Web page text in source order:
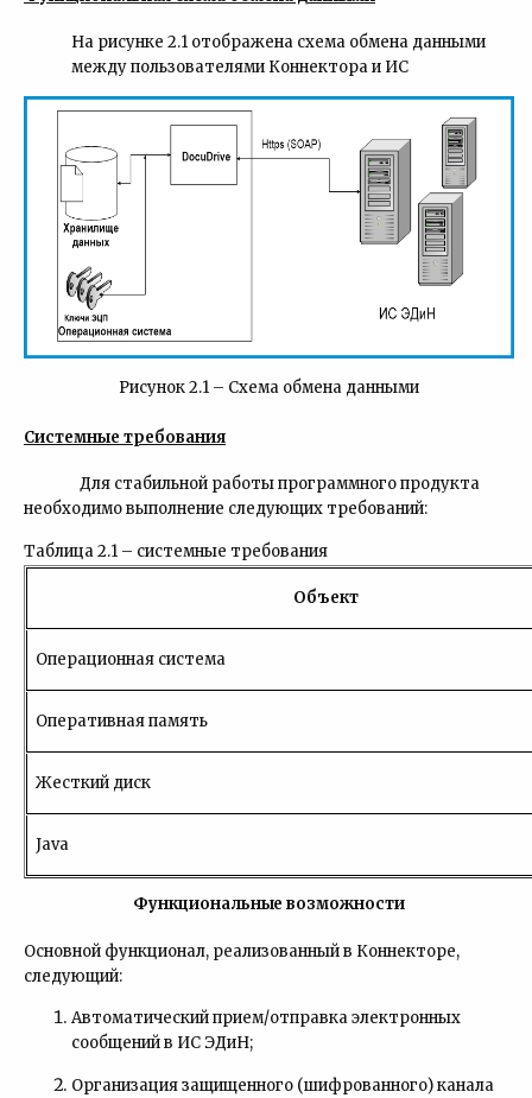
На рисунке 2.1 отображена схема обмена данными
между пользователями Коннектора и ИС
Рисунок 2.1 – Схема обмена данными
Системные требования
Для стабильной работы программного продукта
необходимо выполнение следующих требований:
Таблица 2.1 – системные требования
Объект
Операционная система
Оперативная память
Жесткий диск
Java
Функциональные возможности
Основной функционал, реализованный в Коннекторе,
следующий:
Автоматический прием/отправка электронных
сообщений в ИС ЭДиН;
Организация защищенного (шифрованного) канала